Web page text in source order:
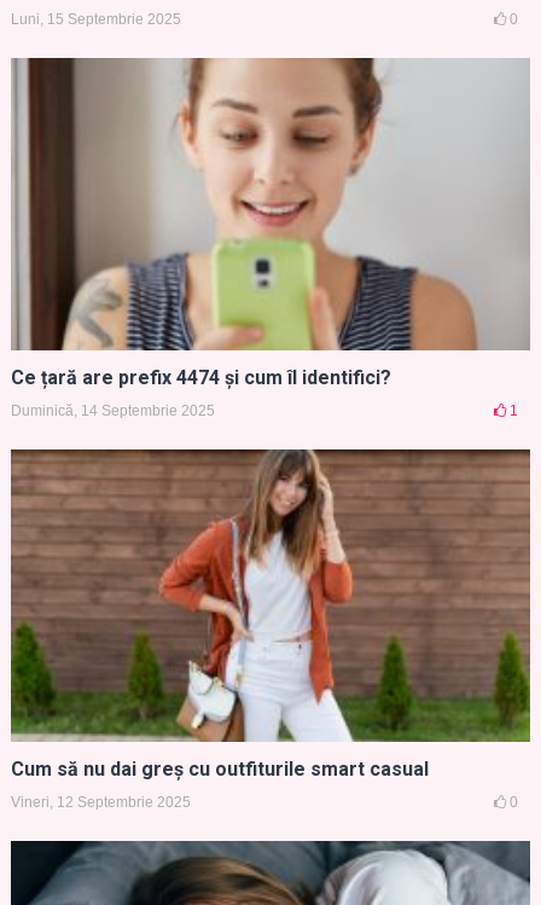
Luni, 15 Septembrie 2025 0
Ce țară are prefix 4474 și cum îl identifici?
Duminică, 14 Septembrie 2025 1
Cum să nu dai greș cu outfiturile smart casual
Vineri, 12 Septembrie 2025 0